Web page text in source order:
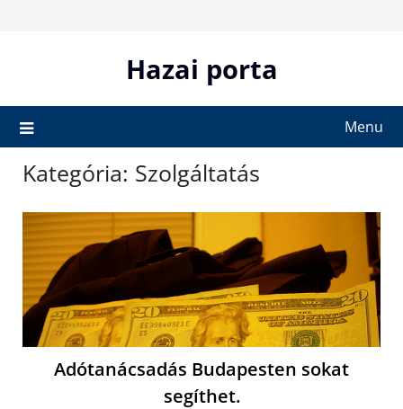
Hazai porta
Menu
Kategória: Szolgáltatás
Adótanácsadás Budapesten sokat
segíthet.